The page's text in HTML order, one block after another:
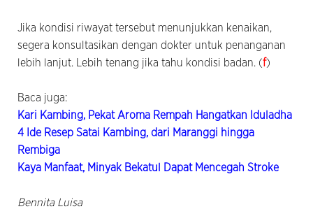
Jika kondisi riwayat tersebut menunjukkan kenaikan,
segera konsultasikan dengan dokter untuk penanganan
lebih lanjut. Lebih tenang jika tahu kondisi badan. (f)
Baca juga:
Kari Kambing, Pekat Aroma Rempah Hangatkan Iduladha
4 Ide Resep Satai Kambing, dari Maranggi hingga
Rembiga
Kaya Manfaat, Minyak Bekatul Dapat Mencegah Stroke
Bennita Luisa